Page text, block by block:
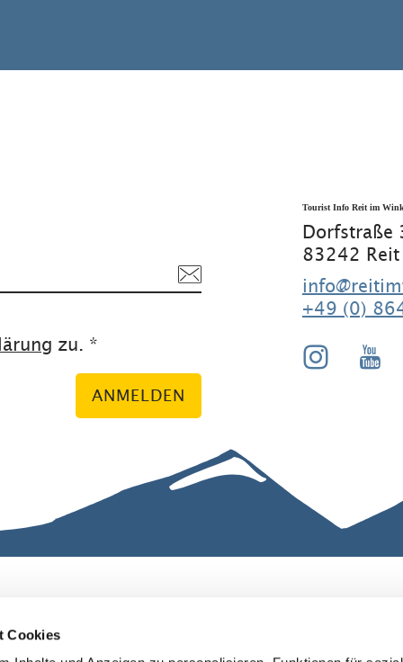
Cookies
zu. *
ANMELDEN
Tourist Info Reit im
Dorfstraße
83242
+49 (0)